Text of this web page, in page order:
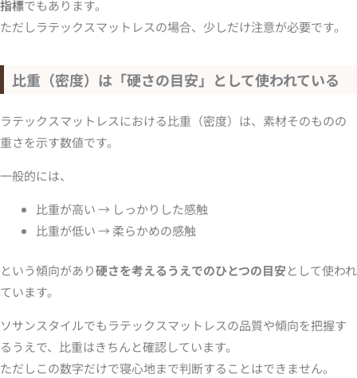
指標でもあります。
ただしラテックスマットレスの場合、少しだけ注意が必要です。
比重（密度）は「硬さの目安」として使われている
ラテックスマットレスにおける比重（密度）は、素材そのものの
重さを示す数値です。
一般的には、
比重が高い → しっかりした感触
比重が低い → 柔らかめの感触
という傾向があり硬さを考えるうえでのひとつの目安として使われ
ています。
ソサンスタイルでもラテックスマットレスの品質や傾向を把握す
るうえで、比重はきちんと確認しています。
ただしこの数字だけで寝心地まで判断することはできません。